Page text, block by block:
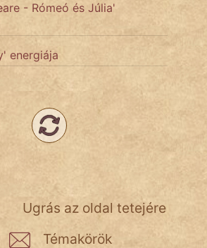
- Rómeó és Júlia'
energiája
Ugrás az oldal tetejére
Témakörök